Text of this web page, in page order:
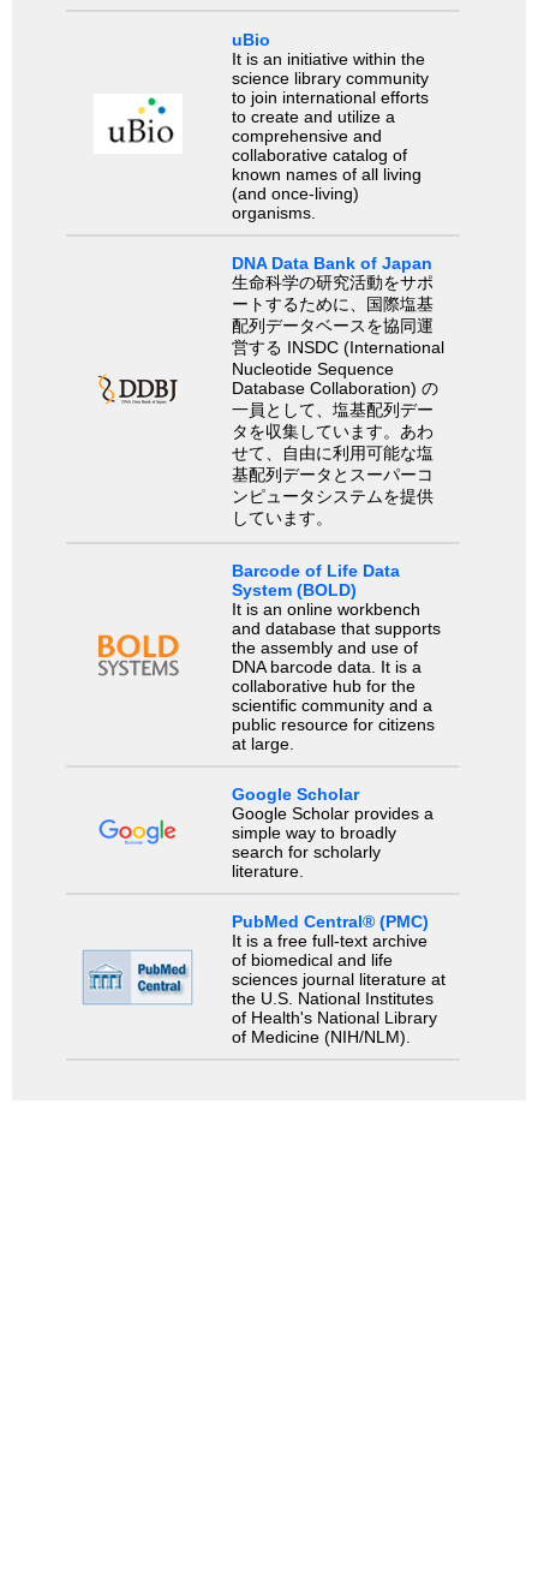
uBio
It is an initiative within the
science library community
to join international efforts
to create and utilize a
comprehensive and
collaborative catalog of
known names of all living
(and once-living)
organisms.
DNA Data Bank of Japan
生命科学の研究活動をサポ
ートするために、国際塩基
配列データベースを協同運
営する INSDC (International
Nucleotide Sequence
Database Collaboration) の
一員として、塩基配列デー
タを収集しています。あわ
せて、自由に利用可能な塩
基配列データとスーパーコ
ンピュータシステムを提供
しています。
Barcode of Life Data
System (BOLD)
It is an online workbench
and database that supports
the assembly and use of
DNA barcode data. It is a
collaborative hub for the
scientific community and a
public resource for citizens
at large.
Google Scholar
Google Scholar provides a
simple way to broadly
search for scholarly
literature.
PubMed Central® (PMC)
It is a free full-text archive
of biomedical and life
sciences journal literature at
the U.S. National Institutes
of Health's National Library
of Medicine (NIH/NLM).